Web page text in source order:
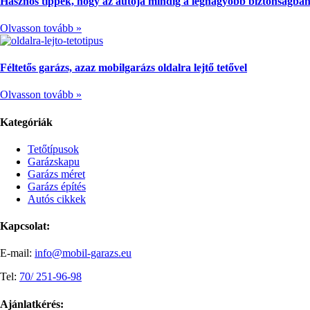
Olvasson tovább »
Féltetős garázs, azaz mobilgarázs oldalra lejtő tetővel
Olvasson tovább »
Kategóriák
Tetőtípusok
Garázskapu
Garázs méret
Garázs építés
Autós cikkek
Kapcsolat:
E-mail: info@mobil-garazs.eu
Tel: 70/ 251-96-98
Ajánlatkérés: